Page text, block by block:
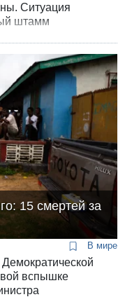
Ситуация
штамм
15 смертей за
В мире
вспышке